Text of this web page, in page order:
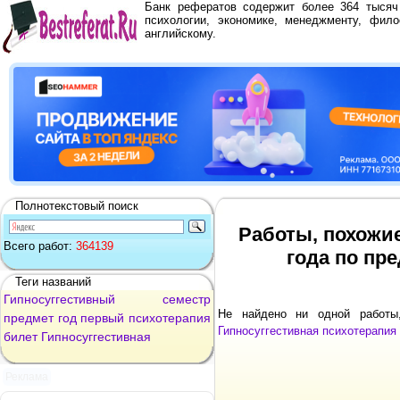
Банк рефератов содержит более 364
психологии, экономике, менеджменту,
английскому.
Полнотекстовый поиск
Всего работ: 364139
Теги названий
Гипносуггестивный
семестр
предмет год первый психотерапия
билет Гипносуггестивная
Работы,
года по
Не найдено ни одной
Гипносуггестивная психотерапия